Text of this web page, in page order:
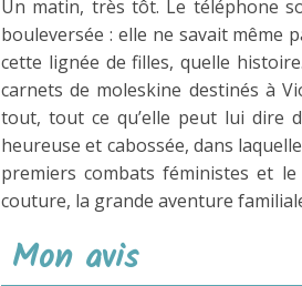
Un matin, très tôt. Le téléphone
bouleversée : elle ne savait même
cette lignée de filles, quelle
carnets de moleskine destinés à
tout, tout ce qu’elle peut lui dire
heureuse et cabossée, dans
premiers combats féministes et
couture, la grande aventure
Mon avis